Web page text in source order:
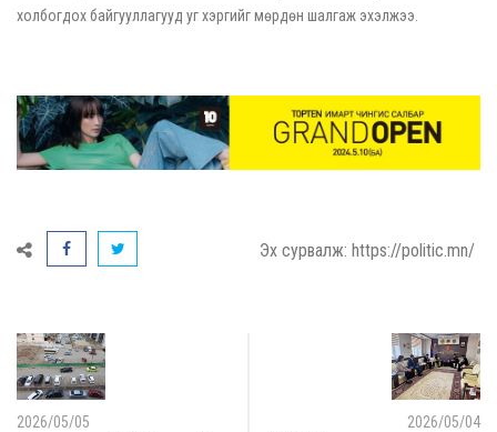
холбогдох байгууллагууд уг хэргийг мөрдөн шалгаж эхэлжээ.
Эх сурвалж: https://politic.mn/
2026/05/05
2026/05/04